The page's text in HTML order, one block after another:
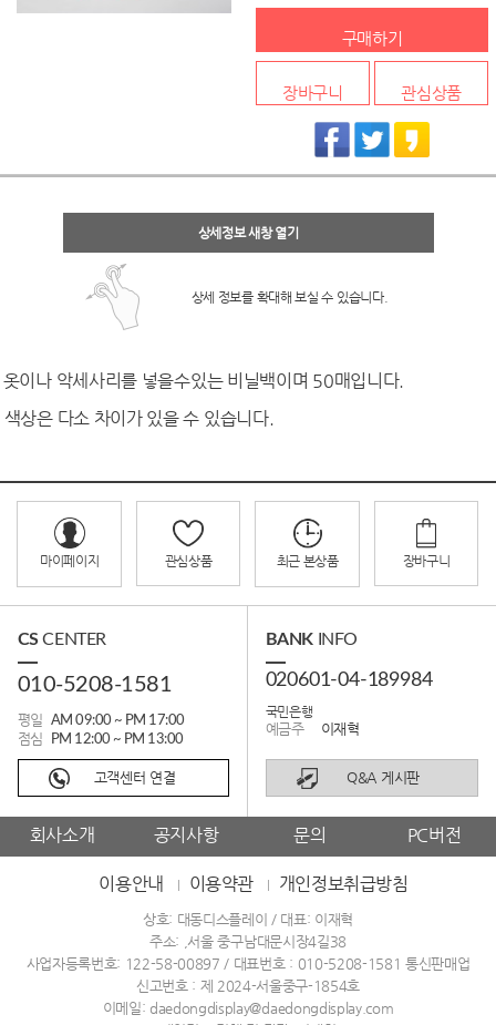
구매하기
관심상품
장바구니
상세정보 새창 열기
상세 정보를 확대해 보실 수 있습니다.
옷이나 악세사리를 넣을수있는 비닐백이며 50매입니다.
색상은 다소 차이가 있을 수 있습니다.
마이페이지 관심상품 최근 본상품 장바구니
CSCENTER
010-5208-1581
평일
AM 09:00 ~ PM 17:00
점심
PM 12:00 ~ PM 13:00
BANK INFO
020601-04-189984
국민은행
예금주 이재혁
고객센터 연결 Q&A 게시판
회사소개 공지사항 문의 PC버전
이용안내 이용약관 개인정보취급방침
상호: 대동디스플레이 / 대표: 이재혁
주소: ,서울 중구남대문시장4길38
사업자등록번호: 122-58-00897 / 대표번호 : 010-5208-1581 통신판매업
신고번호 : 제 2024-서울중구-1854호
이메일: daedongdisplay@daedongdisplay.com